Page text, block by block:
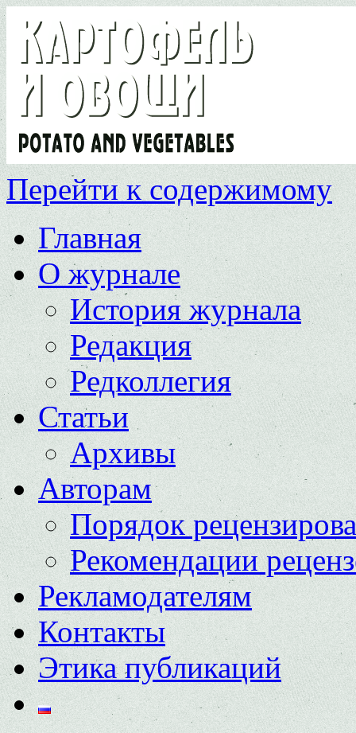
Перейти к содержимому
Главная
О журнале
История журнала
Редакция
Редколлегия
Статьи
Архивы
Авторам
Порядок
Рекомендации
Рекламодателям
Контакты
Этика публикаций